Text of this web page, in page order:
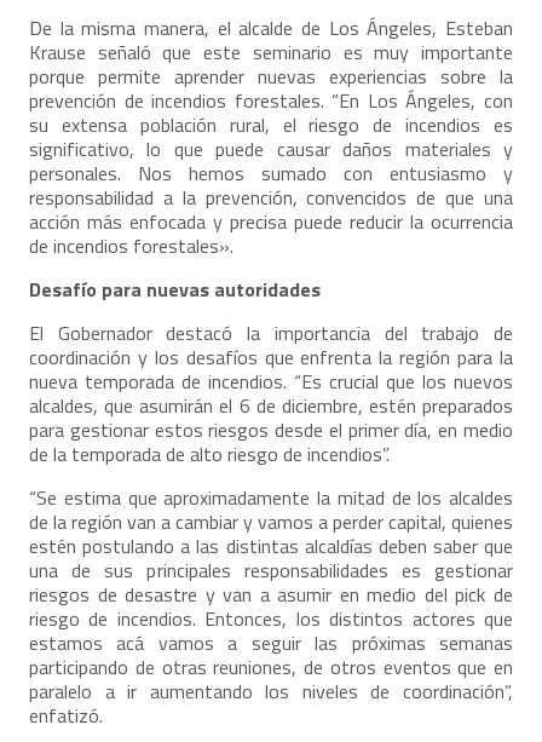
De la misma manera, el alcalde de Los Ángeles, Esteban
Krause señaló que este seminario es muy importante
porque permite aprender nuevas experiencias sobre la
prevención de incendios forestales. “En Los Ángeles, con
su extensa población rural, el riesgo de incendios es
significativo, lo que puede causar daños materiales y
personales. Nos hemos sumado con entusiasmo y
responsabilidad a la prevención, convencidos de que una
acción más enfocada y precisa puede reducir la ocurrencia
de incendios forestales».
Desafío para nuevas autoridades
El Gobernador destacó la importancia del trabajo de
coordinación y los desafíos que enfrenta la región para la
nueva temporada de incendios. “Es crucial que los nuevos
alcaldes, que asumirán el 6 de diciembre, estén preparados
para gestionar estos riesgos desde el primer día, en medio
de la temporada de alto riesgo de incendios”.
“Se estima que aproximadamente la mitad de los alcaldes
de la región van a cambiar y vamos a perder capital, quienes
estén postulando a las distintas alcaldías deben saber que
una de sus principales responsabilidades es gestionar
riesgos de desastre y van a asumir en medio del pick de
riesgo de incendios. Entonces, los distintos actores que
estamos acá vamos a seguir las próximas semanas
participando de otras reuniones, de otros eventos que en
paralelo a ir aumentando los niveles de coordinación”,
enfatizó.